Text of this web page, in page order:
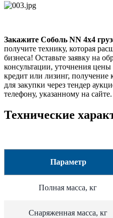
Закажите Соболь NN 4х4
получите технику, которая
бизнеса! Оставьте заявку на
консультации, уточнения цены
кредит или лизинг, получение
для закупки через тендер
телефону, указанному на сайте.
Технические
Параметр
Полная масса, кг
Снаряженная масса, кг